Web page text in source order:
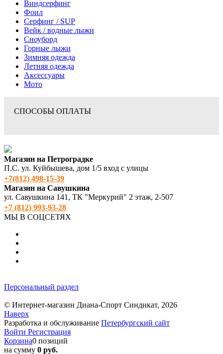
Виндсерфинг
Фоил
Серфинг / SUP
Вейк / водные лыжи
Сноуборд
Горные лыжи
Зимняя одежда
Летняя одежда
Аксессуары
Мото
СПОСОБЫ ОПЛАТЫ
Магазин на Петроградке
П.С. ул. Куйбышева, дом 1/5 вход с улицы
+7(812) 498‑15-39
Магазин на Савушкина
ул. Савушкина 141, ТК "Меркурий" 2 этаж, 2-507
+7 (812) 993-93-28
МЫ В СОЦСЕТЯХ
Персональный раздел
© Интернет-магазин Диана-Спорт Синдикат, 2026
Наверх
Разработка и обслуживание Петербургский сайт
Войти Регистрация
Корзина0 позиций
на сумму 0 руб.